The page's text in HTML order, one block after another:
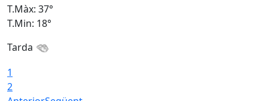
T.Màx: 37°
T.Min: 18°
Tarda
1
2